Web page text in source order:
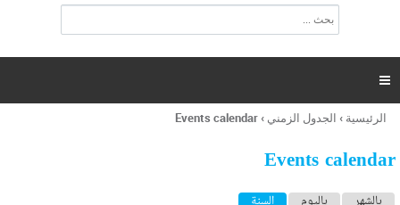
ت
ر
ل
ح
ب

أنت
هنا
الرئيسية › الجدول الزمني ›
Events calendar
Events calendar